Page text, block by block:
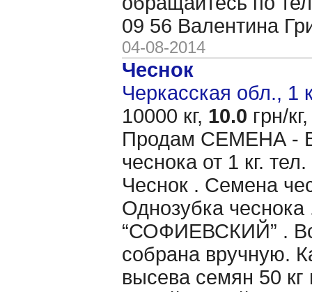
09 56 Валентина
04-08-2014
Чеснок
Черкасская обл., 1
10000 кг, 10.0 грн/кг,
Продам CЕМЕНА -
чеснока от 1 кг.
Чеснок . Семена
Однозубка чеснока
“СОФИЕВСКИЙ” .
собрана вручную.
высева семян 50 кг